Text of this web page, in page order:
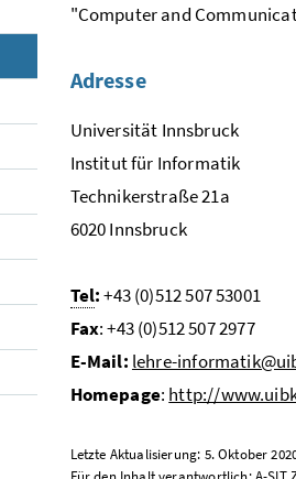
"Computer and
Adresse
Universität Innsbruck
Institut für Informatik
Technikerstraße 21a
6020 Innsbruck
Tel:+43 (0)512 507 53001
Fax: +43 (0)512 507 2977
E-Mail: lehre-
Homepage: http://
Letzte Aktualisierung: 5. Oktober